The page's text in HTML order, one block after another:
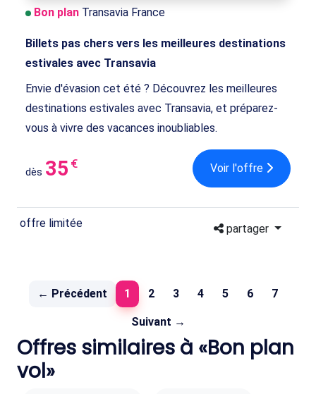
Bon plan Transavia France
Billets pas chers vers les meilleures destinations
estivales avec Transavia
Envie d'évasion cet été ? Découvrez les meilleures
destinations estivales avec Transavia, et préparez-
vous à vivre des vacances inoubliables.
dès 35 € Voir l'offre
offre limitée partager
← Précédent 1 (current)
2 3 4 5 6 7
Suivant →
Offres similaires à «Bon plan
vol»